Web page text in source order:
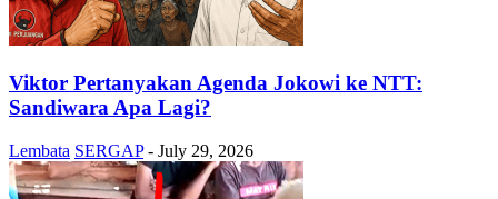
Viktor Pertanyakan Agenda Jokowi ke NTT:
Sandiwara Apa Lagi?
Lembata SERGAP - July 29, 2026